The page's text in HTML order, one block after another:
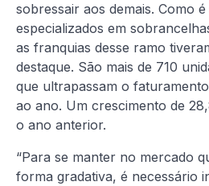
sobressair aos demais. Como
especializados em
as franquias desse ramo
destaque. São mais de 710
que ultrapassam o
ao ano. Um crescimento de
o ano anterior.
“Para se manter no mercado
forma gradativa, é necessário